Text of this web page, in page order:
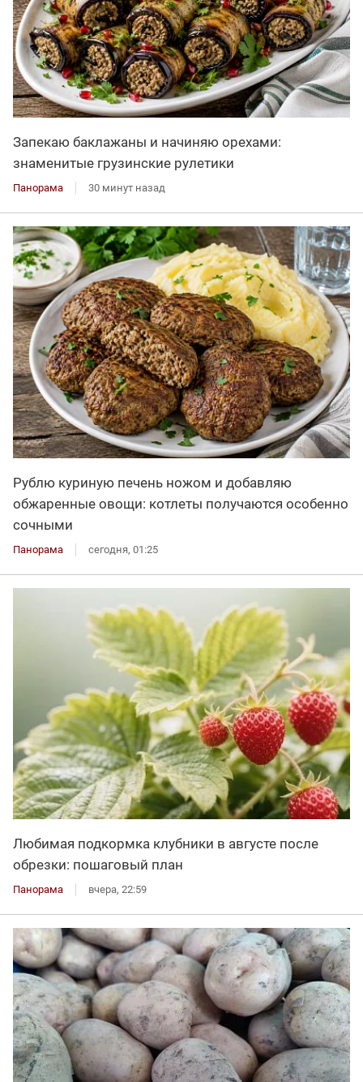
Запекаю баклажаны и начиняю орехами:
знаменитые грузинские рулетики
Панорама 30 минут назад
Рублю куриную печень ножом и добавляю
обжаренные овощи: котлеты получаются особенно
сочными
Панорама сегодня, 01:25
Любимая подкормка клубники в августе после
обрезки: пошаговый план
Панорама вчера, 22:59